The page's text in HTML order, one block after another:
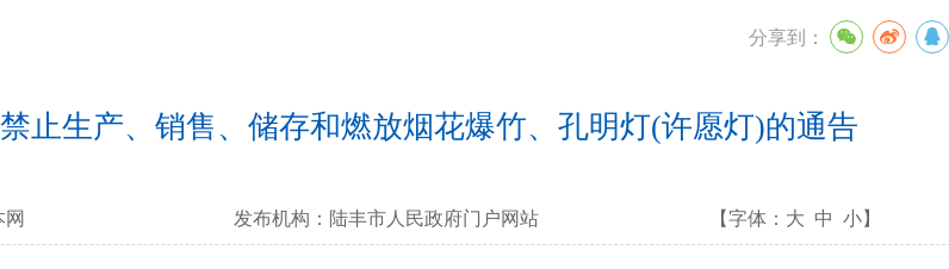
分享到：
止生产、销售、储存和燃放烟花爆竹、孔明灯(许愿灯)的通告
网 发布机构： 陆丰市人民政府门户网站 【字体： 大 中 小】